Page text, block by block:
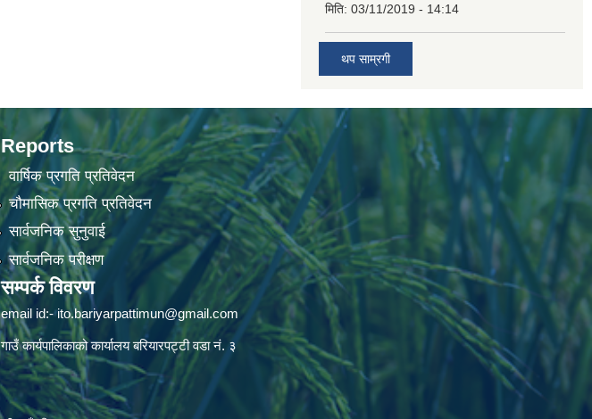
मिति: 03/11/2019 - 14:14
थप साम्रगी
Reports
वार्षिक प्रगति प्रतिवेदन
चौमासिक प्रगति प्रतिवेदन
सार्वजनिक सुनुवाई
सार्वजनिक परीक्षण
सम्पर्क विवरण
email id:-ito.bariyarpattimun@gmail.com
गाउँ कार्यपालिकाको कार्यालय बरियारपट्टी वडा नं. ३